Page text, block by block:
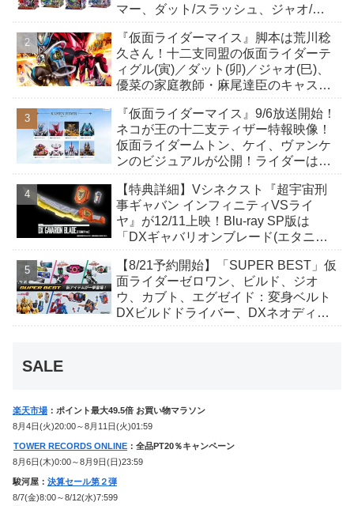
マー、ダット/スラッシュ、ジャオ/バ
も！
『仮面ライダーマイス』脚本は荒川稔
久さん！十二支同盟の仮面ライダーテ
ィグル(寅)／ダット(卯)／ジャオ(巳)、
優菜の家庭教師・麻尾達臣のキャスト
んも変身！
『仮面ライダーマイス』9/6放送開始！
ネコが王の十二支ティザー特報映像！
仮面ライダームトン、ケイ、ヴァンケ
ンのビジュアルが公開！ライダーは子
【特典詳細】Vシネクスト『超宇宙刑
事ギャバン インフィニティVSライ
ヤ』が12/11上映！Blu-ray SP版は
「DXギャバリオンブレード(エタニテ
か豪華特典付き！
【8/21予約開始】「SUPER BEST」仮
面ライダーゼロワン、ビルド、ジオ
ウ、カブト、エグゼイド：変身ベルト
DXビルドドライバー、DXネオディケ
SALE
楽天市場 ：ポイント最大49.5倍 お買い物マラソン
8月4日(火)20:00～8月11日(火)01:59
TOWER RECORDS ONLINE ：全品PT20％キャンペーン
8月6日(木)0:00～8月9日(日)23:59
駿河屋： 決算セール第２弾
8/7(金)8:00～8/12(水)7:599